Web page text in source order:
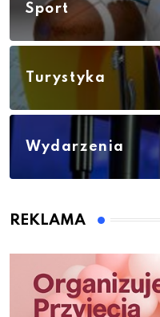
Sport
Turystyka
Wydarzenia
REKLAMA